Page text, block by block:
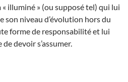
illuminé » (ou supposé tel) qui lui
son niveau d’évolution hors du
forme de responsabilité et lui
devoir s’assumer.